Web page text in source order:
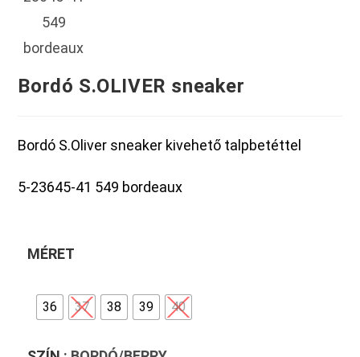
Bordó S.OLIVER sneaker
Bordó S.Oliver sneaker kivehető talpbetéttel
5-23645-41 549 bordeaux
MÉRET
36 37 38 39 40